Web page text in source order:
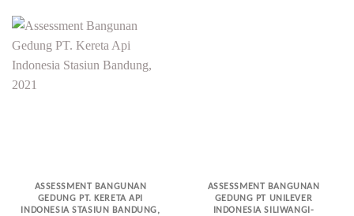
ASSESSMENT BANGUNAN
GEDUNG PT. KERETA API
INDONESIA STASIUN BANDUNG,
ASSESSMENT BANGUNAN
GEDUNG PT UNILEVER
INDONESIA SILIWANGI-